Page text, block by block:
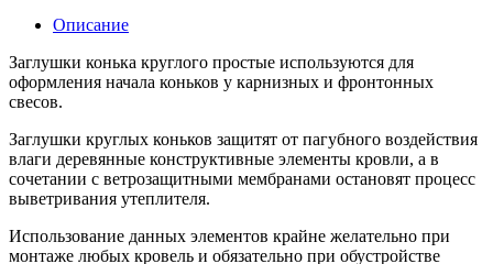
Описание
Заглушки конька круглого простые используются для
оформления начала коньков у карнизных и фронтонных
свесов.
Заглушки круглых коньков защитят от пагубного воздействия
влаги деревянные конструктивные элементы кровли, а в
сочетании с ветрозащитными мембранами остановят процесс
выветривания утеплителя.
Использование данных элементов крайне желательно при
монтаже любых кровель и обязательно при обустройстве